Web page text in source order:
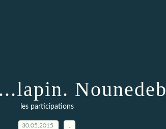
Nounedeb
les participations
30.05.2015